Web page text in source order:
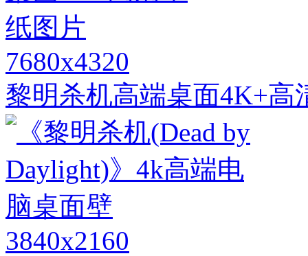
7680x4320
黎明杀机高端桌面4K+高
3840x2160